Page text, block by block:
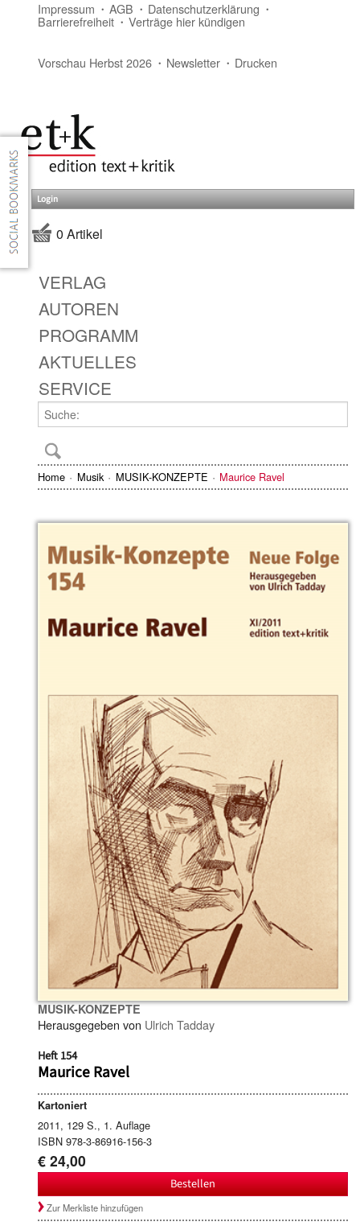
Impressum AGB Datenschutzerklärung
Barrierefreiheit Verträge hier kündigen
Vorschau Herbst 2026 Newsletter Drucken
Login
0 Artikel
VERLAG
AUTOREN
PROGRAMM
AKTUELLES
SERVICE
Home Musik MUSIK-KONZEPTE Maurice Ravel
MUSIK-KONZEPTE
Herausgegeben von Ulrich Tadday
Heft 154
Maurice Ravel
Kartoniert
2011, 129 S., 1. Auflage
ISBN 978-3-86916-156-3
€ 24,00
Bestellen
Zur Merkliste hinzufügen